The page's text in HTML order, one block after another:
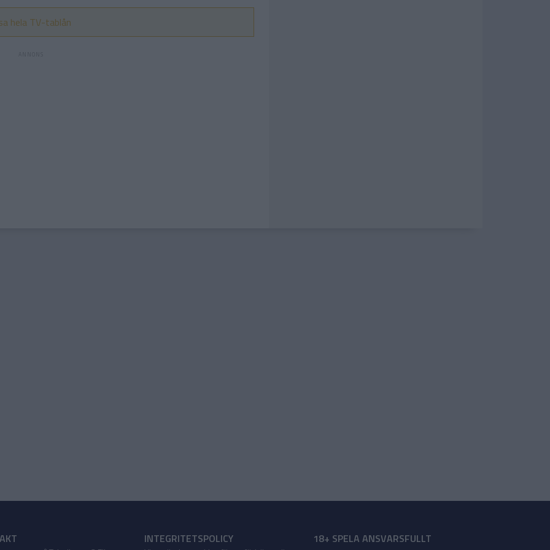
hela TV-tablån
INTEGRITETSPOLICY 18+ SPELA ANSVARSFULLT